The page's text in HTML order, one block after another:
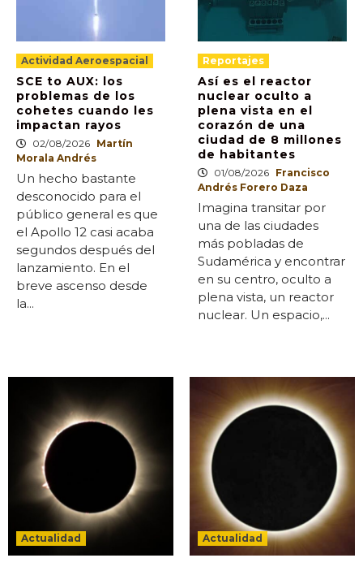
Actividad Aeroespacial
SCE to AUX: los
problemas de los
cohetes cuando les
impactan rayos
02/08/2026 Martín
Morala Andrés
Un hecho bastante
desconocido para el
público general es que
el Apollo 12 casi acaba
segundos después del
lanzamiento. En el
breve ascenso desde
la...
Reportajes
Así es el reactor
nuclear oculto a
plena vista en el
corazón de una
ciudad de 8 millones
de habitantes
01/08/2026 Francisco
Andrés Forero Daza
Imagina transitar por
una de las ciudades
más pobladas de
Sudamérica y encontrar
en su centro, oculto a
plena vista, un reactor
nuclear. Un espacio,...
Actualidad Actualidad